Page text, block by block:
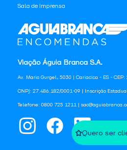
Quero ser
Viação Águia Branca S.A.
Av. Mario Gurgel, 5030 | Cariacica - ES -
CNPJ: 27.486.182/0001-09 | Inscrição
Telefone: 0800 725 1211 |
Sala de Imprensa